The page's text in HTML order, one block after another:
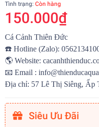
Tình trạng: Còn hàng
150.000₫
Cá Cảnh Thiên Đức
☎️ Hotline (Zalo):
🌎 Website:
📧 Email :
Địa chỉ: 57 Lê Thị Siêng, Ấp
Siêu Ưu Đãi